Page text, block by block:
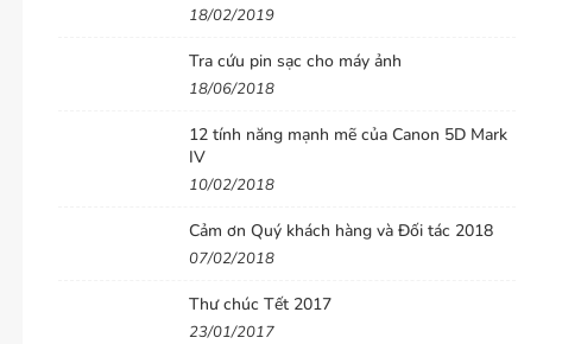
18/02/2019
Tra cứu pin sạc cho máy ảnh
18/06/2018
12 tính năng mạnh mẽ của Canon 5D Mark
IV
10/02/2018
Cảm ơn Quý khách hàng và Đối tác 2018
07/02/2018
Thư chúc Tết 2017
23/01/2017